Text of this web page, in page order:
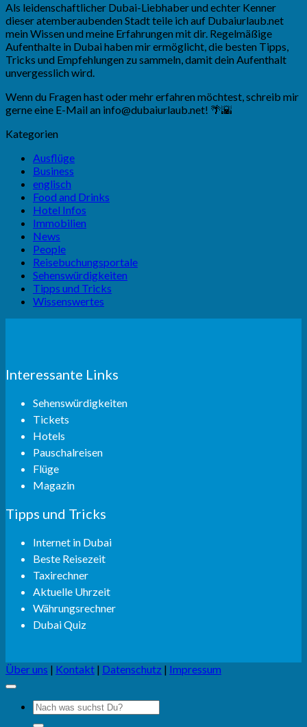
Als leidenschaftlicher Dubai-Liebhaber und echter Kenner
dieser atemberaubenden Stadt teile ich auf Dubaiurlaub.net
mein Wissen und meine Erfahrungen mit dir. Regelmäßige
Aufenthalte in Dubai haben mir ermöglicht, die besten Tipps,
Tricks und Empfehlungen zu sammeln, damit dein Aufenthalt
unvergesslich wird.
Wenn du Fragen hast oder mehr erfahren möchtest, schreib mir
gerne eine E-Mail an info@dubaiurlaub.net! 🌴🌇
Kategorien
Ausflüge
Business
englisch
Food and Drinks
Hotel Infos
Immobilien
News
People
Reisebuchungsportale
Sehenswürdigkeiten
Tipps und Tricks
Wissenswertes
Interessante Links
Sehenswürdigkeiten
Tickets
Hotels
Pauschalreisen
Flüge
Magazin
Tipps und Tricks
Internet in Dubai
Beste Reisezeit
Taxirechner
Aktuelle Uhrzeit
Währungsrechner
Dubai Quiz
Über uns | Kontakt | Datenschutz | Impressum